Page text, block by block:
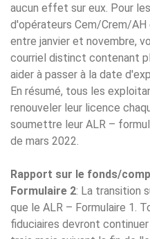
aucun effet sur eux. Pour
d'opérateurs Cem/Crem/
entre janvier et novembre,
courriel distinct contenant
aider à passer à la date
En résumé, tous les
renouveler leur licence
soumettre leur ALR –
de mars 2022.
Rapport sur le fonds/
Formulaire 2: La transition
que le ALR – Formulaire 1.
fiduciaires devront